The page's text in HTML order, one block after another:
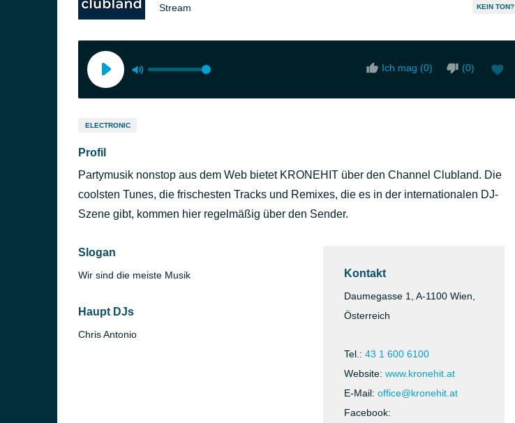
Stream KEIN TON?
Ich mag (0) (0)
ELECTRONIC
Profil
Partymusik nonstop aus dem Web bietet KRONEHIT über den Channel Clubland. Die
coolsten Tunes, die frischesten Tracks und Remixes, die es in der internationalen DJ-
Szene gibt, kommen hier regelmäßig über den Sender.
Slogan
Wir sind die meiste Musik
Haupt DJs
Chris Antonio
Kontakt
Daumegasse 1, A-1100 Wien,
Österreich
Tel.: 43 1 600 6100
Website: www.kronehit.at
E-Mail: office@kronehit.at
Facebook: